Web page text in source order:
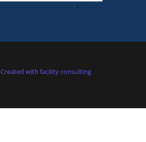
Created with facility consulting